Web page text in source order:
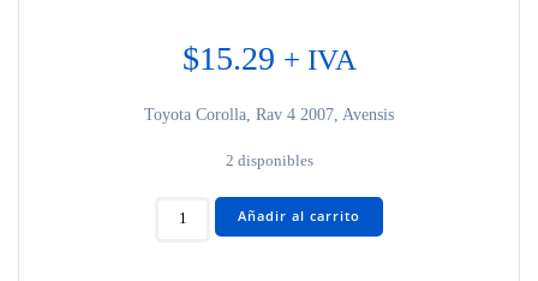
$15.29 + IVA
Toyota Corolla, Rav 4 2007, Avensis
2 disponibles
Toyota
Corolla
Añadir al carrito